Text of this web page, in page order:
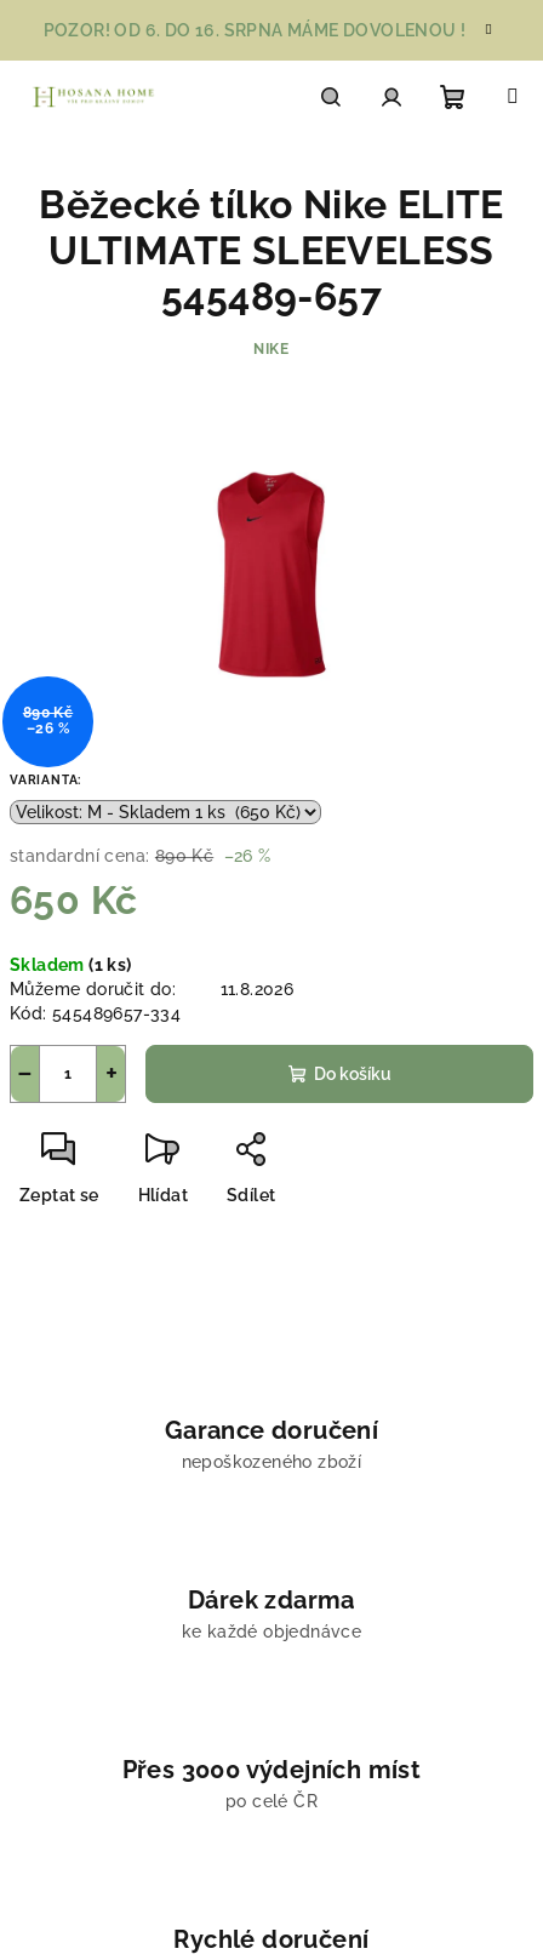
obsah
POZOR! OD 6. DO 16. SRPNA MÁME DOVOLENOU !
košík
VARIANTA:
standardní cena: 890 Kč –26 %
650 Kč
cena:
Skladem(1 ks)
Můžeme doručit do:
11.8.2026
Kód: 545489657-334
+
− Do košíku
Zeptat se Hlídat Sdílet
Běžecké tílko Nike ELITE
ULTIMATE SLEEVELESS
545489-657
NIKE
890 Kč
–26 %
Garance doručení
nepoškozeného zboží
Dárek zdarma
ke každé objednávce
Přes 3000 výdejních míst
po celé ČR
Rychlé doručení